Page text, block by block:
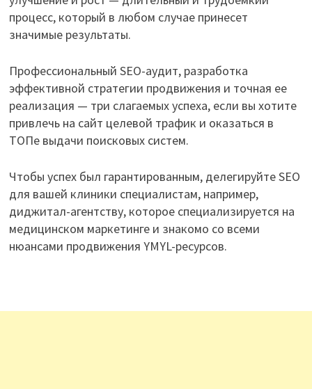
процесс, который в любом случае принесет
значимые результаты.
Профессиональный SEO-аудит, разработка
эффективной стратегии продвижения и точная ее
реализация — три слагаемых успеха, если вы хотите
привлечь на сайт целевой трафик и оказаться в
ТОПе выдачи поисковых систем.
Чтобы успех был гарантированным, делегируйте SEO
для вашей клиники специалистам, например,
диджитал-агентству, которое специализируется на
медицинском маркетинге и знакомо со всеми
нюансами продвижения YMYL-ресурсов.